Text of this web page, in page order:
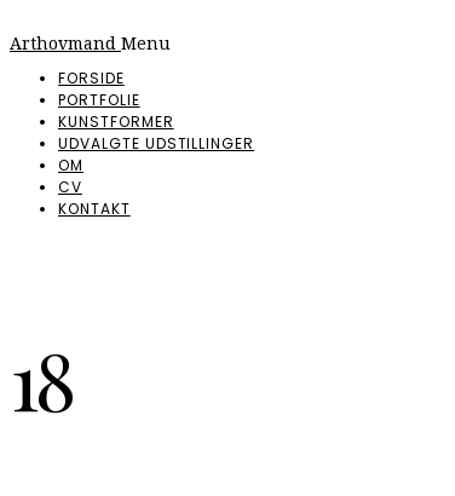
Arthovmand Menu
FORSIDE
PORTFOLIE
KUNSTFORMER
UDVALGTE UDSTILLINGER
OM
CV
KONTAKT
18